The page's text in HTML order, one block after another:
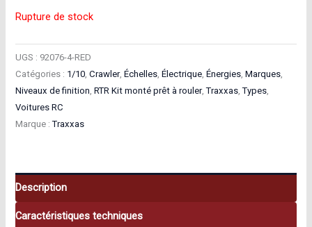
Rupture de stock
UGS : 92076-4-RED
Catégories : 1/10 ,Crawler,Échelles ,Électrique ,Énergies ,Marques
Niveaux de finition ,RTR Kit monté prêt à rouler,Traxxas ,Types
Voitures RC
Marque :Traxxas
Description
Caractéristiques techniques